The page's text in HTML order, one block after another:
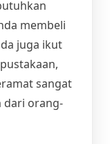
membeli
juga ikut
sangat
dari orang-